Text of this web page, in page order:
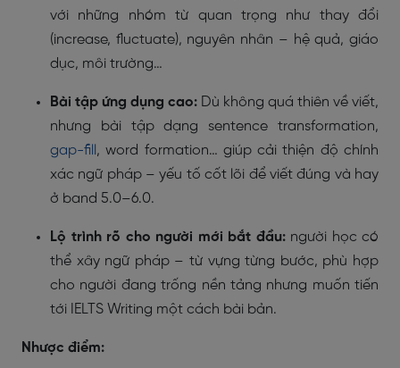
với những nhóm từ quan trọng như thay đổi
(increase, fluctuate), nguyên nhân – hệ quả, giáo
dục, môi trường…
Bài tập ứng dụng cao: Dù không quá thiên về viết,
nhưng bài tập dạng sentence transformation,
gap-fill , word formation… giúp cải thiện độ chính
xác ngữ pháp – yếu tố cốt lõi để viết đúng và hay
ở band 5.0–6.0.
Lộ trình rõ cho người mới bắt đầu: người học có
thể xây ngữ pháp – từ vựng từng bước, phù hợp
cho người đang trống nền tảng nhưng muốn tiến
tới IELTS Writing một cách bài bản.
Nhược điểm: